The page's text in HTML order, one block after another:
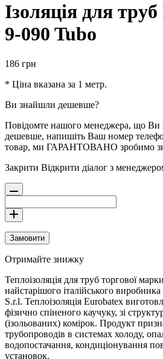
Ізоляція для
9-090 Tubo
186 грн
* Ціна вказана за 1 метр.
Ви знайшли дешевше?
Повідомте нашого менеджера, що Ви
дешевше, напишіть Ваш номер
товар, ми ГАРАНТОВАНО зробимо
Закрити Відкрити діалог з
Замовити
Отримайте знижку
Теплоізоляція для труб торгової
найстарішого італійського
S.r.l. Теплоізоляція Eurobatex
фізично спіненого каучуку, зі
(ізольованих) комірок. Продукт
трубопроводів в системах холоду,
водопостачання, кондиціонування
установок.